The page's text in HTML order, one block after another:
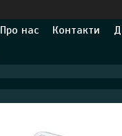
Про нас Контакти